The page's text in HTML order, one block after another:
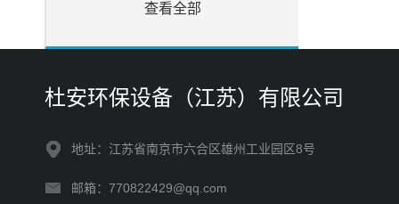
查看全部
杜安环保设备（江苏）有限公司
地址：江苏省南京市六合区雄州工业园区8号
邮箱：770822429@qq.com